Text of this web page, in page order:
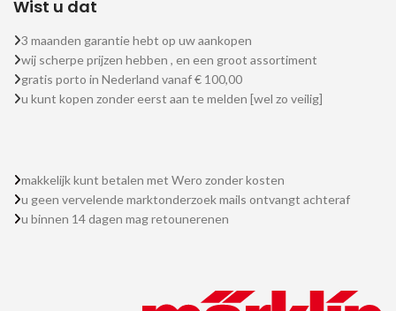
Wist u dat
3 maanden garantie hebt op uw aankopen
wij scherpe prijzen hebben , en een groot assortiment
gratis porto in Nederland vanaf € 100,00
u kunt kopen zonder eerst aan te melden [wel zo veilig]
makkelijk kunt betalen met Wero zonder kosten
u geen vervelende marktonderzoek mails ontvangt achteraf
u binnen 14 dagen mag retounerenen